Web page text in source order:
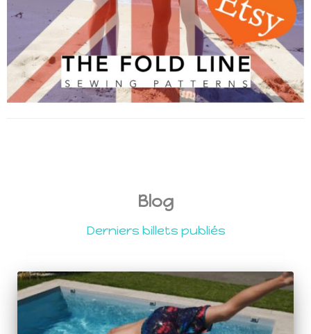
Blog
Derniers billets publiés